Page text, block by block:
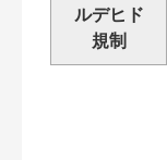
ルデヒド
規制